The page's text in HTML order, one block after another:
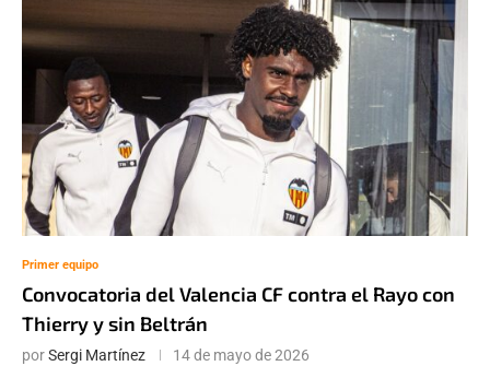
Primer equipo
Convocatoria del Valencia CF contra el Rayo con
Thierry y sin Beltrán
porSergi Martínez 14 de mayo de 2026